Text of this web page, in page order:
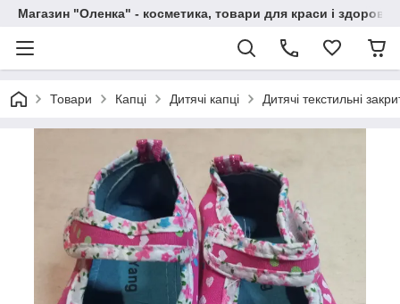
Магазин "Оленка" - косметика, товари для краси і здоров'я
Товари Капці Дитячі капці Дитячі текстильні